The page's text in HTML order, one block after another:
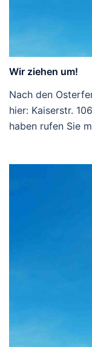
Wir ziehen um!
Nach den
hier: Kaiserstr.
haben rufen Sie